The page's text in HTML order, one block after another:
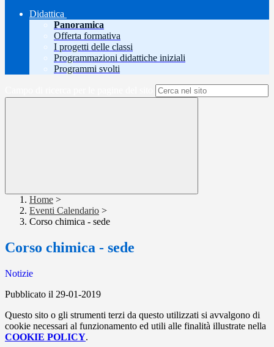
Didattica
Panoramica
Offerta formativa
I progetti delle classi
Programmazioni didattiche iniziali
Programmi svolti
Home >
Eventi Calendario >
Corso chimica - sede
Corso chimica - sede
Notizie
Pubblicato il 29-01-2019
Questo sito o gli strumenti terzi da questo utilizzati si avvalgono di
cookie necessari al funzionamento ed utili alle finalità illustrate nella
COOKIE POLICY.